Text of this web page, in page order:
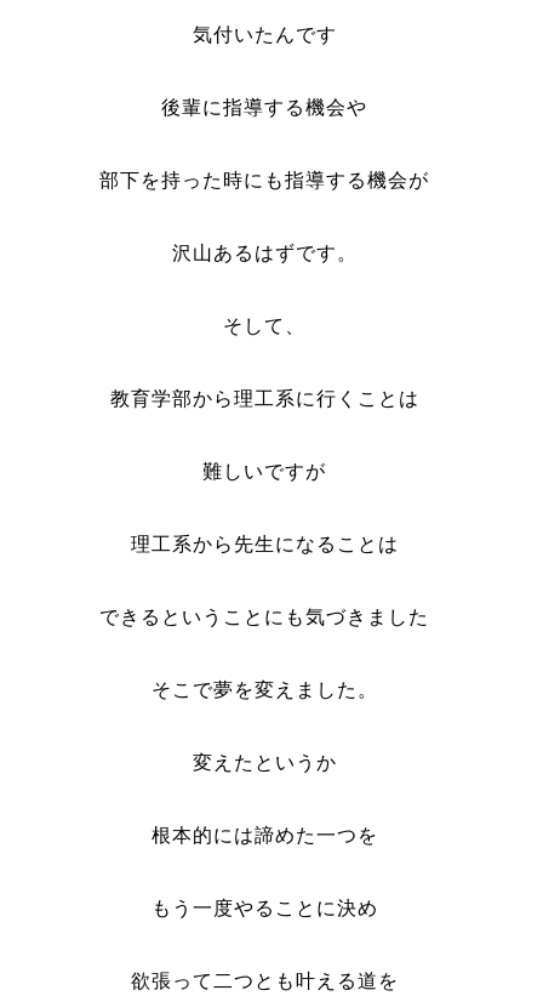
気付いたんです
後輩に指導する機会や
部下を持った時にも指導する機会が
沢山あるはずです。
そして、
教育学部から理工系に行くことは
難しいですが
理工系から先生になることは
できるということにも気づきました
そこで夢を変えました。
変えたというか
根本的には諦めた一つを
もう一度やることに決め
欲張って二つとも叶える道を